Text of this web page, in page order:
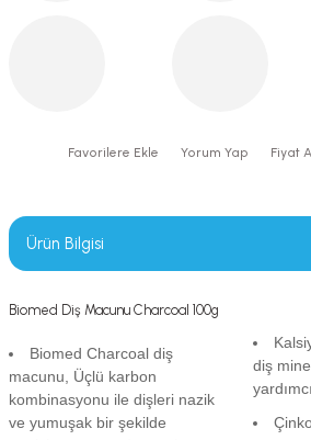
Yorum Yap Fiyat
Ürün Bilgisi
Biomed Diş Macunu Charcoal 100g
Biomed Charcoal diş
macunu, Üçlü karbon
kombinasyonu ile dişleri nazik
ve yumuşak bir şekilde
diş